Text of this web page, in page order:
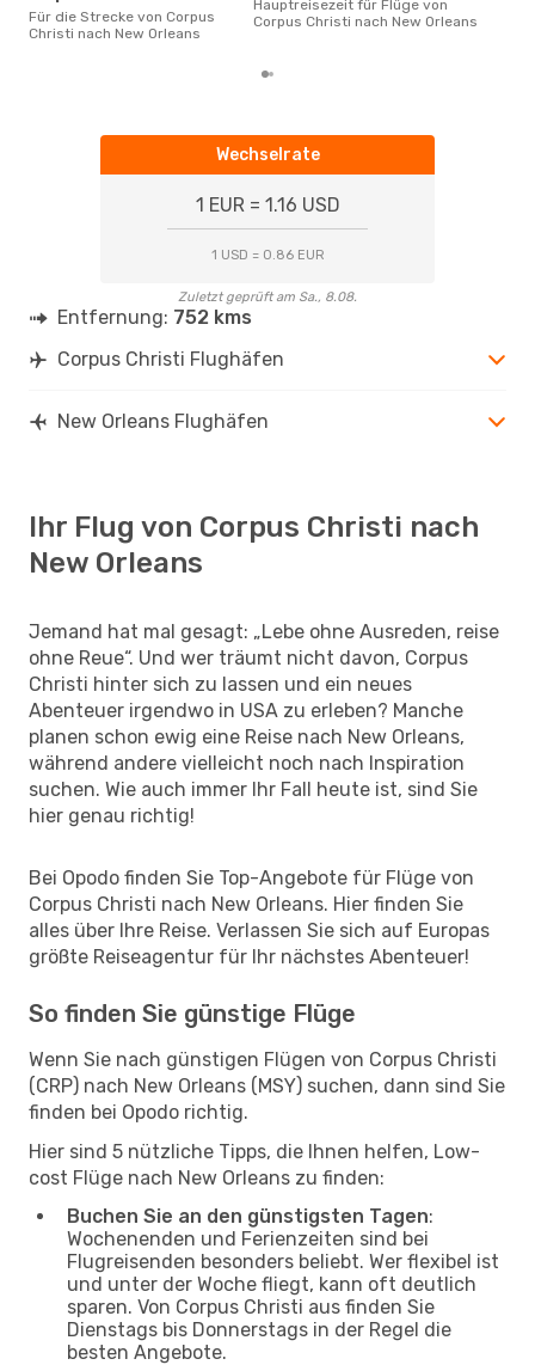
Für die Strecke von Corpus
Christi nach New Orleans
Hauptreisezeit für Flüge von
Corpus Christi nach New Orleans
Wechselrate
1 EUR = 1.16 USD
1 USD = 0.86 EUR
Zuletzt geprüft am Sa., 8.08.
Entfernung: 752 kms
Corpus Christi Flughäfen
New Orleans Flughäfen
Ihr Flug von Corpus Christi nach
New Orleans
Jemand hat mal gesagt: „Lebe ohne Ausreden, reise
ohne Reue“. Und wer träumt nicht davon, Corpus
Christi hinter sich zu lassen und ein neues
Abenteuer irgendwo in USA zu erleben? Manche
planen schon ewig eine Reise nach New Orleans,
während andere vielleicht noch nach Inspiration
suchen. Wie auch immer Ihr Fall heute ist, sind Sie
hier genau richtig!
Bei Opodo finden Sie Top-Angebote für Flüge von
Corpus Christi nach New Orleans. Hier finden Sie
alles über Ihre Reise. Verlassen Sie sich auf Europas
größte Reiseagentur für Ihr nächstes Abenteuer!
So finden Sie günstige Flüge
Wenn Sie nach günstigen Flügen von Corpus Christi
(CRP) nach New Orleans (MSY) suchen, dann sind Sie
finden bei Opodo richtig.
Hier sind 5 nützliche Tipps, die Ihnen helfen, Low-
cost Flüge nach New Orleans zu finden:
Buchen Sie an den günstigsten Tagen:
Wochenenden und Ferienzeiten sind bei
Flugreisenden besonders beliebt. Wer flexibel ist
und unter der Woche fliegt, kann oft deutlich
sparen. Von Corpus Christi aus finden Sie
Dienstags bis Donnerstags in der Regel die
besten Angebote.